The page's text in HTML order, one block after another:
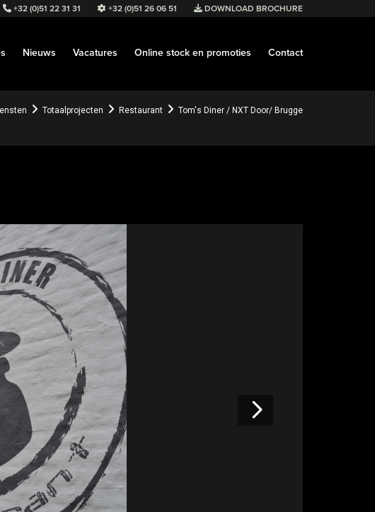
+32 (0)51 22 31 31 +32 (0)51 26 06 51 DOWNLOAD BROCHURE
Nieuws Vacatures Online stock en promoties Contact
Totaalprojecten Restaurant Tom's Diner / NXT Door/ Brugge